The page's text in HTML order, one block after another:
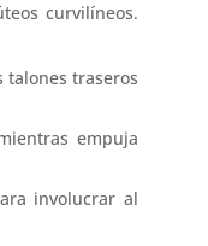
curvilíneos.
talones traseros
empuja
involucrar al